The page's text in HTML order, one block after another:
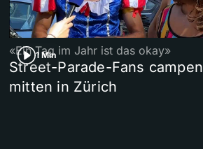
1 Min
«Ein Tag im Jahr ist das okay»
Street-Parade-Fans campen
mitten in Zürich